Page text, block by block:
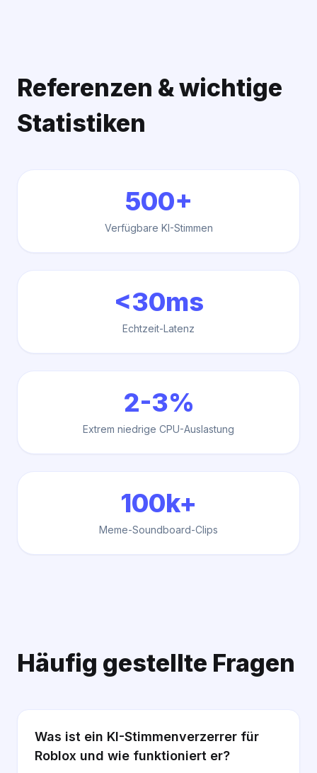
Referenzen & wichtige
Statistiken
500+
Verfügbare KI-Stimmen
<30ms
Echtzeit-Latenz
2-3%
Extrem niedrige CPU-Auslastung
100k+
Meme-Soundboard-Clips
Häufig gestellte Fragen
Was ist ein KI-Stimmenverzerrer für
Roblox und wie funktioniert er?